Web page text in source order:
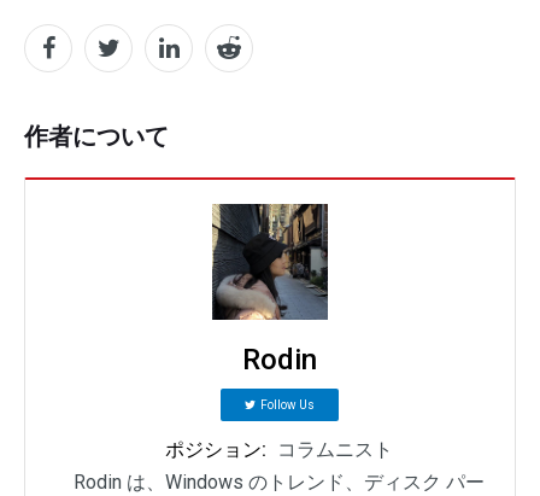
作者について
Rodin
Follow Us
ポジション:
コラムニスト
Rodin は、Windows のトレンド、ディスク パー